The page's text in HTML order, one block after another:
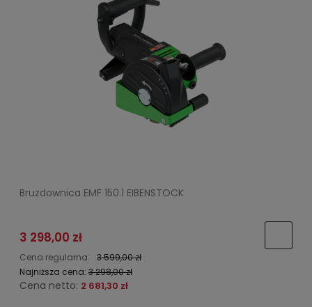
Bruzdownica EMF 150.1 EIBENSTOCK
3 298,00 zł
Cena regularna:
3 599,00 zł
Najniższa cena: 3 298,00 zł
Cena netto: 2 681,30 zł